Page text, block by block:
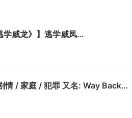
威龙》】逃学威凤
BD1080P [繁体中字] [3.1G]【夸
情 / 家庭 / 犯罪 又名: Way Back